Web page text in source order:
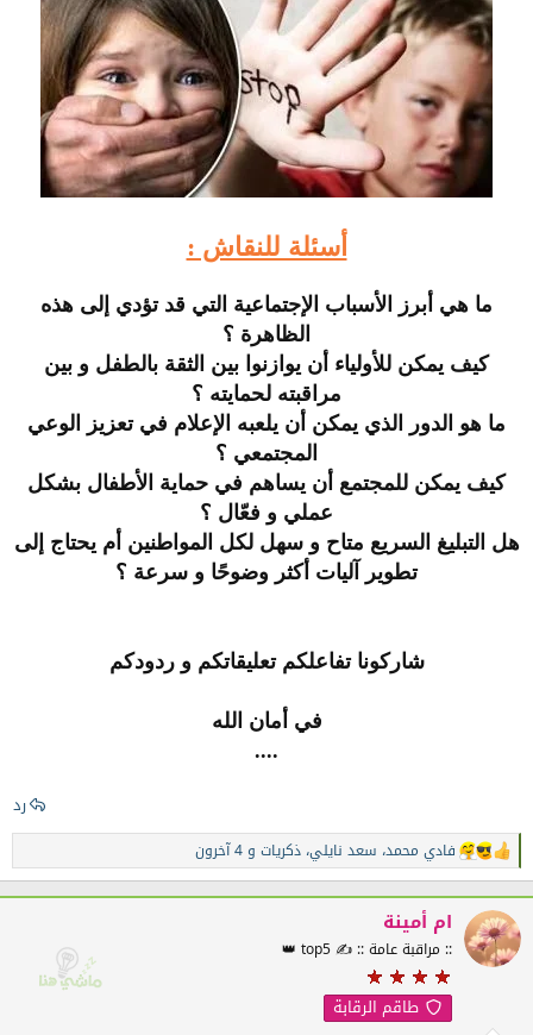
أسئلة للنقاش :
ما هي أبرز الأسباب الإجتماعية التي قد تؤدي إلى هذه
الظاهرة ؟
كيف يمكن للأولياء أن يوازنوا بين الثقة بالطفل و بين
مراقبته لحمايته ؟
ما هو الدور الذي يمكن أن يلعبه الإعلام في تعزيز الوعي
المجتمعي ؟
كيف يمكن للمجتمع أن يساهم في حماية الأطفال بشكل
عملي و فعّال ؟
هل التبليغ السريع متاح و سهل لكل المواطنين أم يحتاج إلى
تطوير آليات أكثر وضوحًا و سرعة ؟
شاركونا تفاعلكم تعليقاتكم و ردودكم
في أمان الله
....
رد
ا
ل
ت
ف
ا
ع
فادي محمد، سعد نايلي، ذكريات و 4 آخرون
ام أمينة
:: مراقبة عامة :: ✍️ top5 👑
طاقم الرقابة